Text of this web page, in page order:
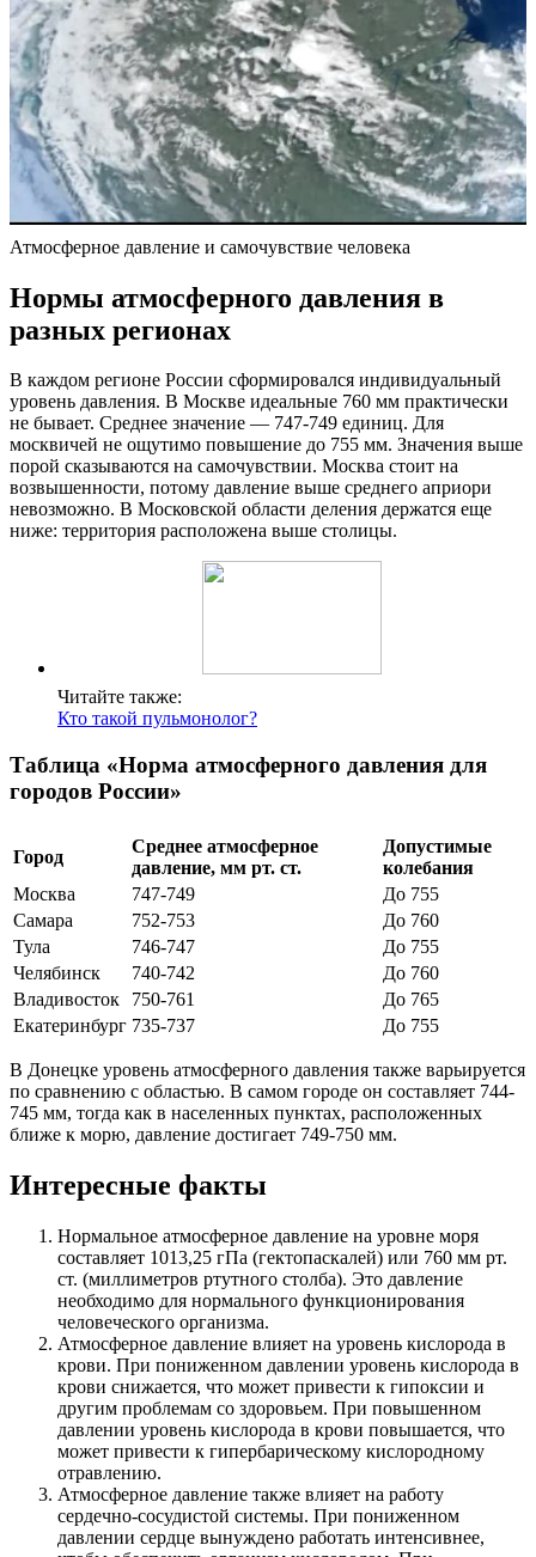
Атмосферное давление и самочувствие человека
Нормы атмосферного давления в
разных регионах
В каждом регионе России сформировался индивидуальный
уровень давления. В Москве идеальные 760 мм практически
не бывает. Среднее значение — 747-749 единиц. Для
москвичей не ощутимо повышение до 755 мм. Значения выше
порой сказываются на самочувствии. Москва стоит на
возвышенности, потому давление выше среднего априори
невозможно. В Московской области деления держатся еще
ниже: территория расположена выше столицы.
Читайте также:
Кто такой пульмонолог?
Таблица «Норма атмосферного давления для
городов России»
Город
Среднее атмосферное
давление, мм рт. ст.
Допустимые
колебания
Москва
747-749
До 755
Самара
752-753
До 760
Тула
746-747
До 755
Челябинск
740-742
До 760
Владивосток
750-761
До 765
Екатеринбург 735-737 До 755
В Донецке уровень атмосферного давления также варьируется
по сравнению с областью. В самом городе он составляет 744-
745 мм, тогда как в населенных пунктах, расположенных
ближе к морю, давление достигает 749-750 мм.
Интересные факты
Нормальное атмосферное давление на уровне моря
составляет 1013,25 гПа (гектопаскалей) или 760 мм рт.
ст. (миллиметров ртутного столба). Это давление
необходимо для нормального функционирования
человеческого организма.
Атмосферное давление влияет на уровень кислорода в
крови. При пониженном давлении уровень кислорода в
крови снижается, что может привести к гипоксии и
другим проблемам со здоровьем. При повышенном
давлении уровень кислорода в крови повышается, что
может привести к гипербарическому кислородному
отравлению.
Атмосферное давление также влияет на работу
сердечно-сосудистой системы. При пониженном
давлении сердце вынуждено работать интенсивнее,